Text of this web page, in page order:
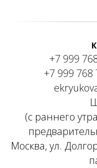
+7 999
+7 999 768
(с раннего
Москва, ул.